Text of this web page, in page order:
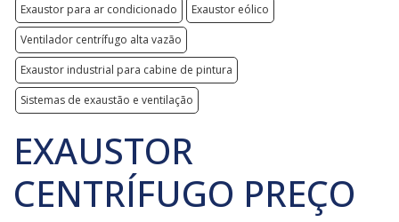
Exaustor para ar condicionado
Exaustor eólico
Ventilador centrífugo alta vazão
Exaustor industrial para cabine de pintura
Sistemas de exaustão e ventilação
EXAUSTOR
CENTRÍFUGO PREÇO